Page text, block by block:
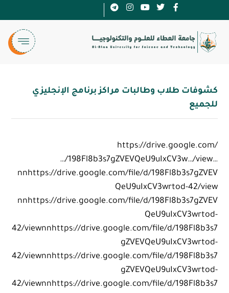
كشوفات طلاب وطالبات مراكز برنامج الإنجليزي
للجميع
https://drive.google.com/
…/198Fl8b3s7gZVEVQeU9uIxCV3w…/view…
nnhttps://drive.google.com/file/d/198Fl8b3s7gZVEV
QeU9uIxCV3wrtod-42/view
nnhttps://drive.google.com/file/d/198Fl8b3s7gZVEV
QeU9uIxCV3wrtod-
42/viewnnhttps://drive.google.com/file/d/198Fl8b3s7
gZVEVQeU9uIxCV3wrtod-
42/viewnnhttps://drive.google.com/file/d/198Fl8b3s7
gZVEVQeU9uIxCV3wrtod-
42/viewnnhttps://drive.google.com/file/d/198Fl8b3s7